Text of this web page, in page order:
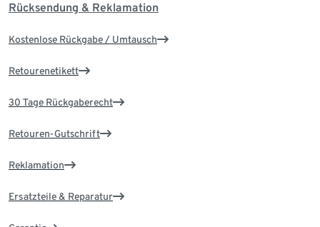
Rücksendung & Reklamation
Kostenlose Rückgabe / Umtausch
Retourenetikett
30 Tage Rückgaberecht
Retouren-Gutschrift
Reklamation
Ersatzteile & Reparatur